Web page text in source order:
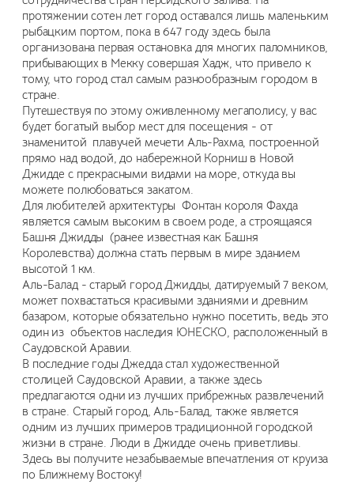
протяжении сотен лет город оставался лишь маленьким
рыбацким портом, пока в 647 году здесь была
организована первая остановка для многих паломников,
прибывающих в Мекку совершая Хадж, что привело к
тому, что город стал самым разнообразным городом в
стране.
Путешествуя по этому оживленному мегаполису, у вас
будет богатый выбор мест для посещения - от
знаменитой плавучей мечети Аль-Рахма, построенной
прямо над водой, до набережной Корниш в Новой
Джидде с прекрасными видами на море, откуда вы
можете полюбоваться закатом.
Для любителей архитектуры Фонтан короля Фахда
является самым высоким в своем роде, а строящаяся
Башня Джидды (ранее известная как Башня
Королевства) должна стать первым в мире зданием
высотой 1 км.
Аль-Балад - старый город Джидды, датируемый 7 веком,
может похвастаться красивыми зданиями и древним
базаром, которые обязательно нужно посетить, ведь это
один из объектов наследия ЮНЕСКО, расположенный в
Саудовской Аравии.
В последние годы Джедда стал художественной
столицей Саудовской Аравии, а также здесь
предлагаются одни из лучших прибрежных развлечений
в стране. Старый город, Аль-Балад, также является
одним из лучших примеров традиционной городской
жизни в стране. Люди в Джидде очень приветливы.
Здесь вы получите незабываемые впечатления от круиза
по Ближнему Востоку!